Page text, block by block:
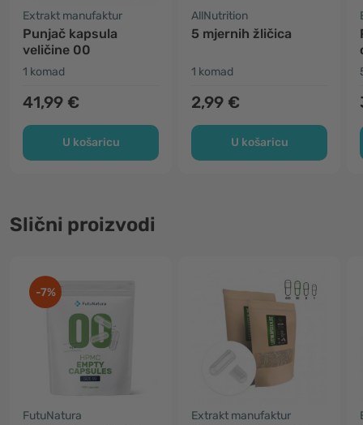
Extrakt manufaktur
Punjač kapsula
veličine 00
1 komad
41,99 €
U košaricu
AllNutrition
5 mjernih žličica
1 komad
2,99 €
U košaricu
Slični proizvodi
-7%
FutuNatura Extrakt manufaktur